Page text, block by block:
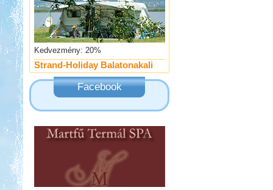
Kedvezmény: 20%
Strand-Holiday Balatonakali
Kedvezmény: 10%
Neptun kikötő és kemping -
Facebook